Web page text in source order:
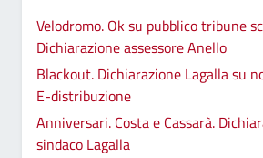
Velodromo. Ok su pubblico tribune
Dichiarazione assessore Anello
Blackout. Dichiarazione Lagalla su
E-distribuzione
Anniversari. Costa e Cassarà.
sindaco Lagalla